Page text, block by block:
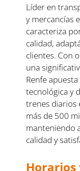
Líder en
y mercancías
caracteriza
calidad,
clientes. Con
una
Renfe
tecnológica y
trenes diarios
más de 500
manteniendo
calidad y
Horarios